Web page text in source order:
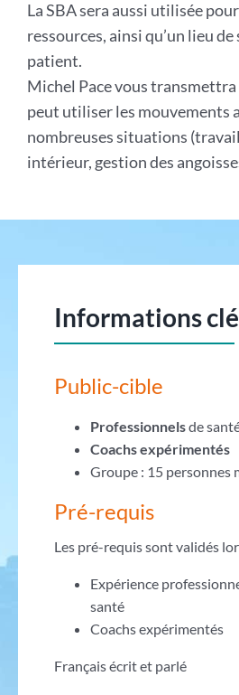
La SBA sera aussi utilisée
ressources, ainsi qu’un lieu
patient.
Michel Pace vous
peut utiliser les mouvements
nombreuses situations
intérieur, gestion des
Informations
Public-cible
Professionnelsde
Coachs expérimentés
Groupe : 15 personnes
Pré-requis
Les pré-requis sont validés
Expérience
santé
Coachs expérimentés
Français écrit et parlé